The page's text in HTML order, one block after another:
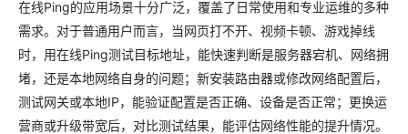
在线Ping的应用场景十分广泛，覆盖了日常使用和专业运维的多种
需求。对于普通用户而言，当网页打不开、视频卡顿、游戏掉线
时，用在线Ping测试目标地址，能快速判断是服务器宕机、网络拥
堵，还是本地网络自身的问题；新安装路由器或修改网络配置后，
测试网关或本地IP，能验证配置是否正确、设备是否正常；更换运
营商或升级带宽后，对比测试结果，能评估网络性能的提升情况。